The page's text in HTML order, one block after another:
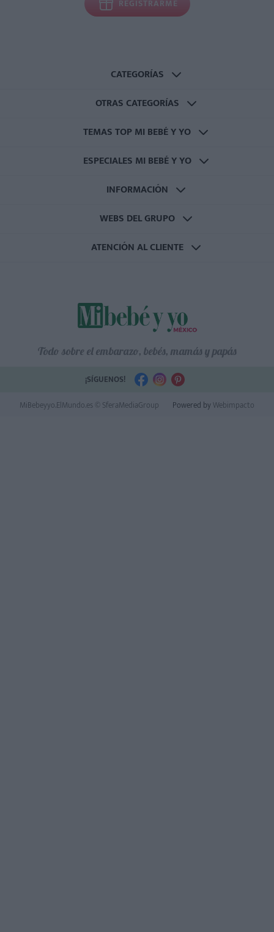
REGISTRARME
CATEGORÍAS
OTRAS CATEGORÍAS
TEMAS TOP MI BEBÉ Y YO
ESPECIALES MI BEBÉ Y YO
INFORMACIÓN
WEBS DEL GRUPO
ATENCIÓN AL CLIENTE
Todo sobre el embarazo, bebés, mamás y papás
¡SÍGUENOS!
MiBebeyyo.ElMundo.es © SferaMediaGroup
Powered byWebimpacto